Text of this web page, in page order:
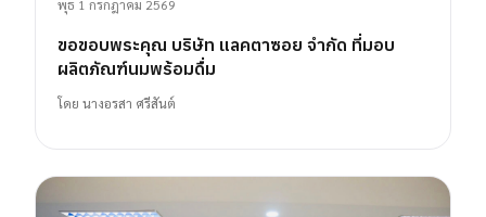
พุธ 1 กรกฎาคม 2569
ขอขอบพระคุณ บริษัท แลคตาซอย จำกัด ที่มอบ
ผลิตภัณฑ์นมพร้อมดื่ม
โดย นางอรสา ศรีสันต์